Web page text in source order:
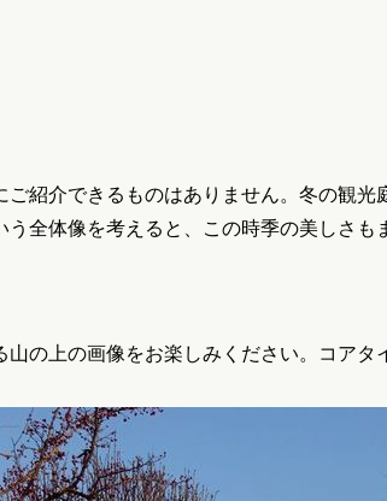
ご紹介できるものはありません。冬の観光
う全体像を考えると、この時季の美しさも
山の上の画像をお楽しみください。コアタ